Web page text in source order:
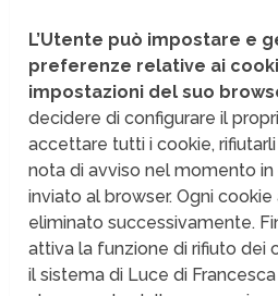
L’Utente può impostare e
preferenze relative ai
impostazioni del suo
decidere di configurare il
accettare tutti i cookie,
nota di avviso nel momento in
inviato al browser. Ogni
eliminato successivamente.
attiva la funzione di rifiuto dei
il sistema di Luce di